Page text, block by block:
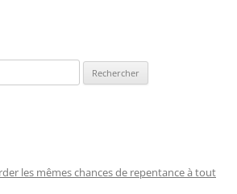
les mêmes chances de repentance à tout